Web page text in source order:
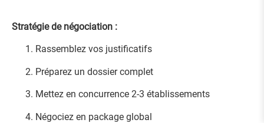
Stratégie de négociation :
Rassemblez vos justificatifs
Préparez un dossier complet
Mettez en concurrence 2-3 établissements
Négociez en package global